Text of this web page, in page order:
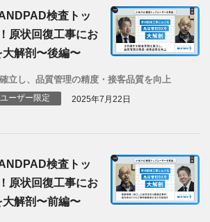
検査トッ
原状回復工事にお
解剖〜後編〜
立し、品質管理の精度・接客品質を向上
ユーザー限定 2025年7月22日
検査トッ
原状回復工事にお
解剖〜前編〜